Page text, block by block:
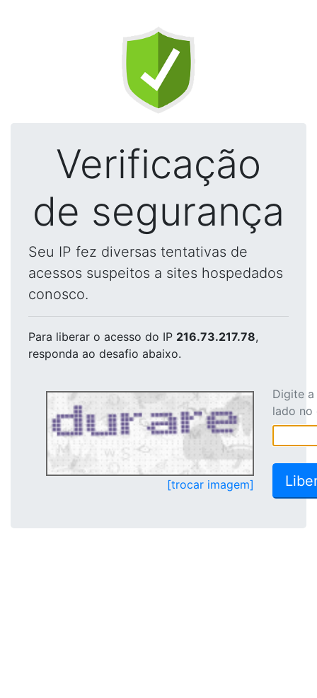
Verificação
de segurança
Seu IP fez diversas tentativas de
acessos suspeitos a sites hospedados
conosco.
Para liberar o acesso do IP 216.73.217.78,
responda ao desafio abaixo.
[trocar imagem]
Digite
lado no